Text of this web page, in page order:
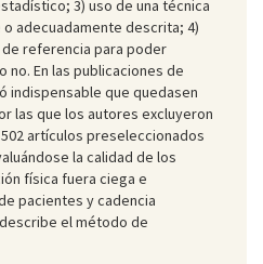
3) uso de una técnica
adecuadamente descrita; 4)
referencia para poder
no. En las publicaciones de
indispensable que quedasen
las que los autores excluyeron
artículos preseleccionados
la calidad de los
física fuera ciega e
pacientes y cadencia
el método de